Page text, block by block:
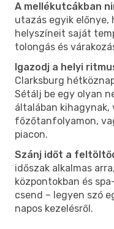
A mellékutcákban
utazás egyik előnye,
helyszíneit saját
tolongás és
Igazodj a helyi
Clarksburg
Sétálj be egy olyan
általában
főzőtanfolyamon,
piacon.
Szánj időt a
időszak alkalmas
központokban és
csend – legyen szó
napos kezelésről.